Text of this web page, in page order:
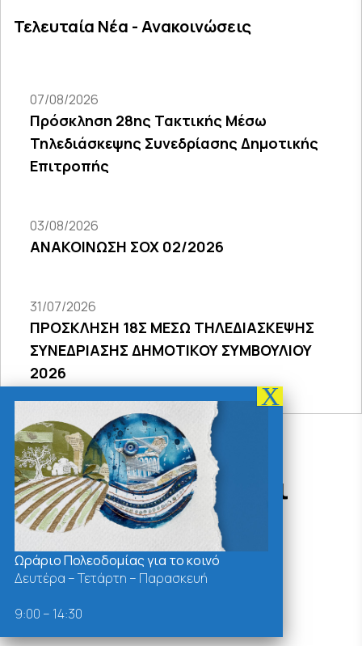
Τελευταία Νέα - Ανακοινώσεις
07/08/2026
Πρόσκληση 28ης Τακτικής Μέσω
Τηλεδιάσκεψης Συνεδρίασης Δημοτικής
Επιτροπής
03/08/2026
ΑΝΑΚΟΙΝΩΣΗ ΣΟΧ 02/2026
31/07/2026
ΠΡΟΣΚΛΗΣΗ 18Σ ΜΕΣΩ ΤΗΛΕΔΙΑΣΚΕΨΗΣ
ΣΥΝΕΔΡΙΑΣΗΣ ΔΗΜΟΤΙΚΟΥ ΣΥΜΒΟΥΛΙΟΥ
2026
Δράσεις - Χρήσιμοι
Σύνδεσμοι
Ωράριο Πολεοδομίας για το κοινό
Δευτέρα – Τετάρτη – Παρασκευή
9:00 – 14:30